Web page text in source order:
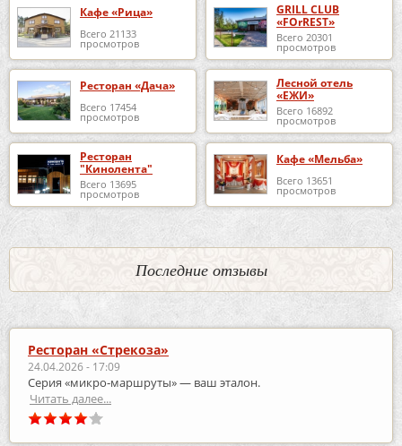
Кафе «Рица»
Всего 21133
просмотров
GRILL CLUB
«FOrREST»
Всего 20301
просмотров
Ресторан «Дача»
Всего 17454
просмотров
Лесной отель
«ЕЖИ»
Всего 16892
просмотров
Ресторан
"Кинолента"
Всего 13695
просмотров
Кафе «Мельба»
Всего 13651
просмотров
Последние отзывы
Ресторан «Стрекоза»
24.04.2026 - 17:09
Серия «микро‑маршруты» — ваш эталон.
Читать далее...